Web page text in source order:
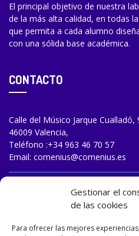
Gestionar el
de las cookies
Para ofrecer las mejores
El principal objetivo de nuestra
de la más alta calidad, en todas
que permita a cada alumno
con una sólida base académica.
CONTACTO
Calle del Músico Jarque Cualladó,
46009 Valencia,
Teléfono :+34 963 46 70 57
Email: comenius@comenius.es
TRABAJA CON NOSOTROS